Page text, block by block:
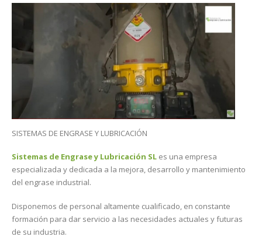
SISTEMAS DE ENGRASE Y LUBRICACIÓN
Sistemas de Engrase y Lubricación SL es una empresa
especializada y dedicada a la mejora, desarrollo y mantenimiento
del engrase industrial.
Disponemos de personal altamente cualificado, en constante
formación para dar servicio a las necesidades actuales y futuras
de su industria.